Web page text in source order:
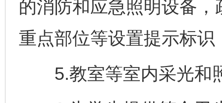
的消防和应急照明设备
重点部位等设置提示标
5.教室等室内采光和